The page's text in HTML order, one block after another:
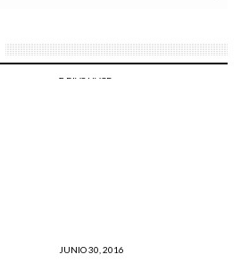
JUNIO 30, 2016